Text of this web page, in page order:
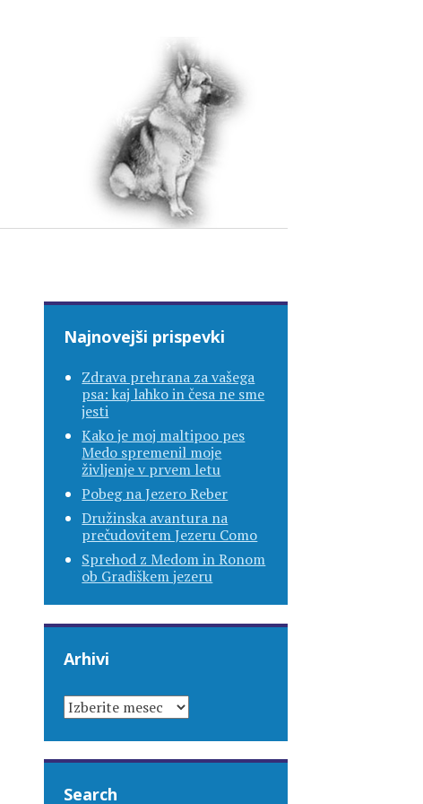
Najnovejši prispevki
Zdrava prehrana za vašega
psa: kaj lahko in česa ne sme
jesti
Kako je moj maltipoo pes
Medo spremenil moje
življenje v prvem letu
Pobeg na Jezero Reber
Družinska avantura na
prečudovitem Jezeru Como
Sprehod z Medom in Ronom
ob Gradiškem jezeru
Arhivi
ARHIVI
Search